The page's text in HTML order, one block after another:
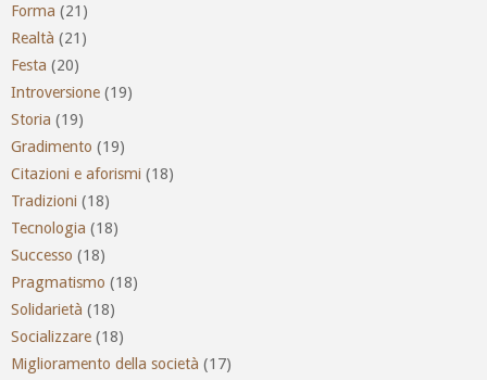
Forma (21)
Realtà (21)
Festa (20)
Introversione (19)
Storia (19)
Gradimento (19)
Citazioni e aforismi (18)
Tradizioni (18)
Tecnologia (18)
Successo (18)
Pragmatismo (18)
Solidarietà (18)
Socializzare (18)
Miglioramento della società (17)